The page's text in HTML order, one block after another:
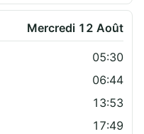
Mercredi 12 Août
05:30
06:44
13:53
17:49